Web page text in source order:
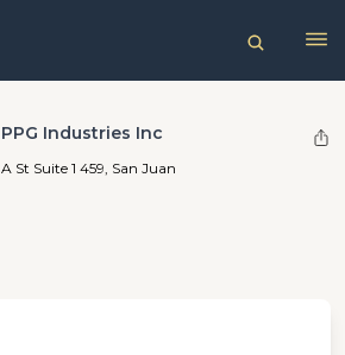
PPG Industries Inc
A St Suite 1 459, San Juan